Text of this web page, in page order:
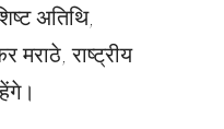
अतिथि,
मराठे, राष्ट्रीय